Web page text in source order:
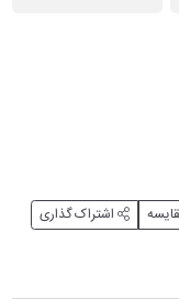
اشتراک گذاری